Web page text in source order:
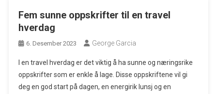
Fem sunne oppskrifter til en travel
hverdag
6. Desember 2023 George Garcia
I en travel hverdag er det viktig å ha sunne og næringsrike
oppskrifter som er enkle å lage. Disse oppskriftene vil gi
deg en god start på dagen, en energirik lunsj og en